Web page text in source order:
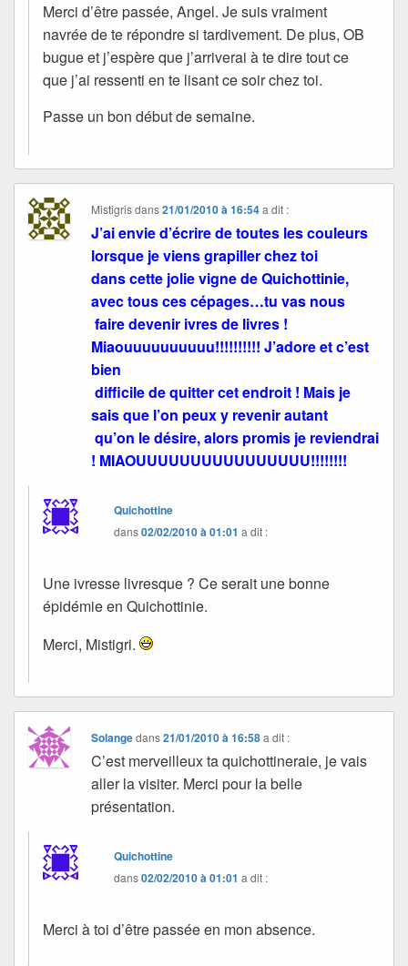
Merci d’être passée, Angel. Je suis vraiment
navrée de te répondre si tardivement. De plus, OB
bugue et j’espère que j’arriverai à te dire tout ce
que j’ai ressenti en te lisant ce soir chez toi.
Passe un bon début de semaine.
Mistigrisdans21/01/2010 à 16:54 a dit :
J’ai envie d’écrire de toutes les couleurs
lorsque je viens grapiller chez toi
dans cette jolie vigne de Quichottinie,
avec tous ces cépages…tu vas nous
faire devenir ivres de livres !
Miaouuuuuuuuuu!!!!!!!!!! J’adore et c’est
bien
difficile de quitter cet endroit ! Mais je
sais que l’on peux y revenir autant
qu’on le désire, alors promis je reviendrai
! MIAOUUUUUUUUUUUUUUUU!!!!!!!!
Quichottine
dans02/02/2010 à 01:01 a dit :
Une ivresse livresque ? Ce serait une bonne
épidémie en Quichottinie.
Merci, Mistigri.
Solangedans21/01/2010 à 16:58 a dit :
C’est merveilleux ta quichottineraie, je vais
aller la visiter. Merci pour la belle
présentation.
Quichottine
dans02/02/2010 à 01:01 a dit :
Merci à toi d’être passée en mon absence.